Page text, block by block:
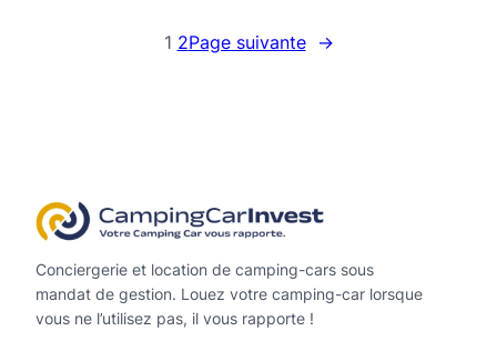
1 2Page suivante →
Conciergerie et location de camping-cars sous
mandat de gestion. Louez votre camping-car lorsque
vous ne l’utilisez pas, il vous rapporte !